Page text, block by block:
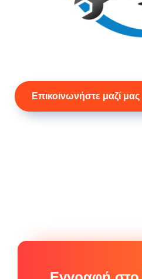
Επικοινωνήστε μαζί μας